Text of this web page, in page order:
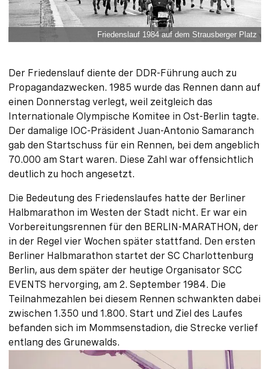
Friedenslauf 1984 auf dem Strausberger Platz
Der Friedenslauf diente der DDR-Führung auch zu
Propagandazwecken. 1985 wurde das Rennen dann auf
einen Donnerstag verlegt, weil zeitgleich das
Internationale Olympische Komitee in Ost-Berlin tagte.
Der damalige IOC-Präsident Juan-Antonio Samaranch
gab den Startschuss für ein Rennen, bei dem angeblich
70.000 am Start waren. Diese Zahl war offensichtlich
deutlich zu hoch angesetzt.
Die Bedeutung des Friedenslaufes hatte der Berliner
Halbmarathon im Westen der Stadt nicht. Er war ein
Vorbereitungsrennen für den BERLIN-MARATHON, der
in der Regel vier Wochen später stattfand. Den ersten
Berliner Halbmarathon startet der SC Charlottenburg
Berlin, aus dem später der heutige Organisator SCC
EVENTS hervorging, am 2. September 1984. Die
Teilnahmezahlen bei diesem Rennen schwankten dabei
zwischen 1.350 und 1.800. Start und Ziel des Laufes
befanden sich im Mommsenstadion, die Strecke verlief
entlang des Grunewalds.